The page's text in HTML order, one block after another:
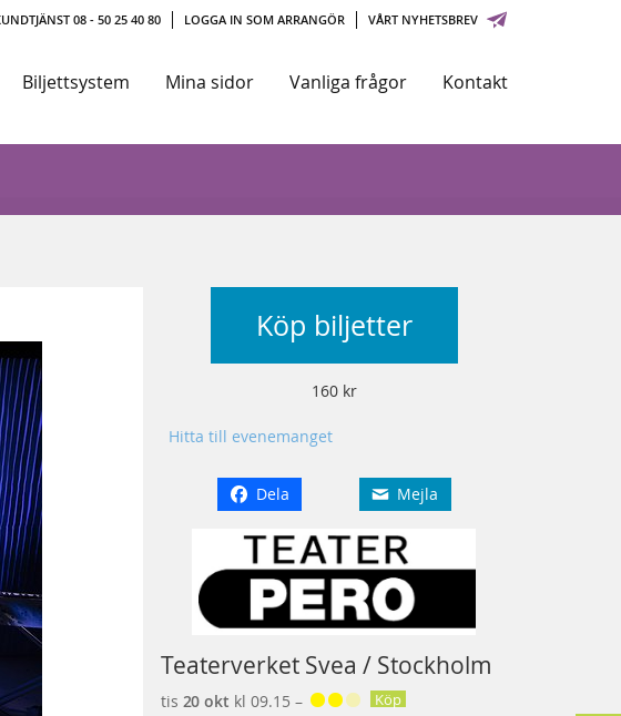
08 - 50 25 40 80 LOGGA IN SOM ARRANGÖR VÅRT NYHETSBREV
Biljettsystem Mina sidor Vanliga frågor Kontakt
Köp biljetter
160 kr
Hitta till evenemanget
Dela Mejla
Teaterverket Svea / Stockholm
tis 20 okt kl 09.15 – Köp